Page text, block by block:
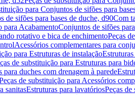
para Conjuntos de sifões para
de sifões para bases de duche, d90Com
para AcabamentoConjuntos de sifões
rotativo e bica de enchimentoPeças
Acessórios complementares para
para Estruturas de instalaçãoEstruturas
de substituição para Estruturas para
duches com drenagem à parede
de substituição para Acessórios
sanitasEstruturas para lavatóriosPeças de